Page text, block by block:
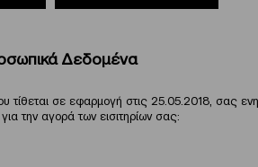
Δεδομένα
τίθεται σε εφαρμογή στις 25.05.2018,
την αγορά των εισιτηρίων σας: